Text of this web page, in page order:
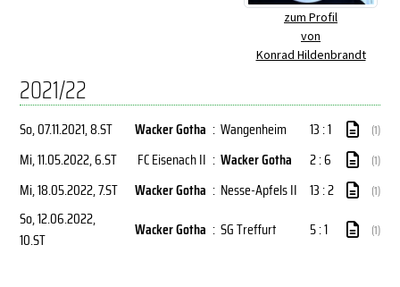
zum Profil
von
Konrad Hildenbrandt
2021/22
So, 07.11.2021, 8.ST Wacker Gotha : Wangenheim 13 : 1 (1)
Mi, 11.05.2022, 6.ST FC Eisenach II : Wacker Gotha 2 : 6 (1)
Mi, 18.05.2022, 7.ST Wacker Gotha : Nesse-Apfels II 13 : 2 (1)
So, 12.06.2022,
10.ST
Wacker Gotha : SG Treffurt 5 : 1 (1)